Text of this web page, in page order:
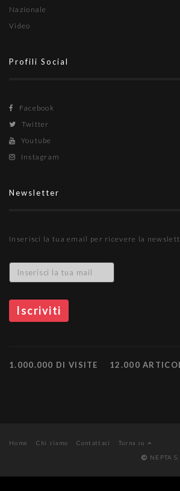
Nazionale
Video
Profili Social
Facebook
Twitter
Youtube
Instagram
Newsletter
Inserisci la tua email per ricevere la
1.000.000 DI VISITE 12.000
Home Chi siamo Contattaci
Torna su
NEPTA